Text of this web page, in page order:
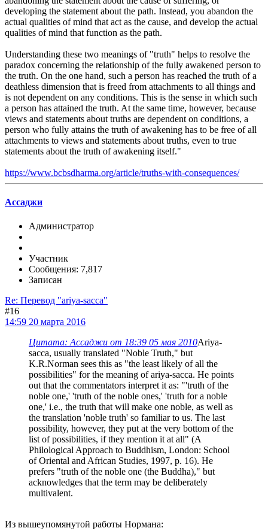
developing the statement about the path. Instead, you abandon the
actual qualities of mind that act as the cause, and develop the actual
qualities of mind that function as the path.
Understanding these two meanings of "truth" helps to resolve the
paradox concerning the relationship of the fully awakened person to
the truth. On the one hand, such a person has reached the truth of a
deathless dimension that is freed from attachments to all things and
is not dependent on any conditions. This is the sense in which such
a person has attained the truth. At the same time, however, because
views and statements about truths are dependent on conditions, a
person who fully attains the truth of awakening has to be free of all
attachments to views and statements about truths, even to true
statements about the truth of awakening itself."
https://www.bcbsdharma.org/article/truths-with-consequences/
Ассаджи
Администратор
Участник
Сообщения: 7,817
Записан
Re: Перевод "ariya-sacca"
#16
14:59 20 марта 2016
Цитата: Ассаджи от 18:39 05 мая 2010Ariya-
sacca, usually translated "Noble Truth," but
K.R.Norman sees this as "the least likely of all the
possibilities" for the meaning of ariya-sacca. He points
out that the commentators interpret it as: "'truth of the
noble one,' 'truth of the noble ones,' 'truth for a noble
one,' i.e., the truth that will make one noble, as well as
the translation 'noble truth' so familiar to us. The last
possibility, however, they put at the very bottom of the
list of possibilities, if they mention it at all" (A
Philological Approach to Buddhism, London: School
of Oriental and African Studies, 1997, p. 16). He
prefers "truth of the noble one (the Buddha)," but
acknowledges that the term may be deliberately
multivalent.
Из вышеупомянутой работы Нормана: